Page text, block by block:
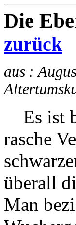
Die
zurück
aus :
Es ist
rasche
überall
Man